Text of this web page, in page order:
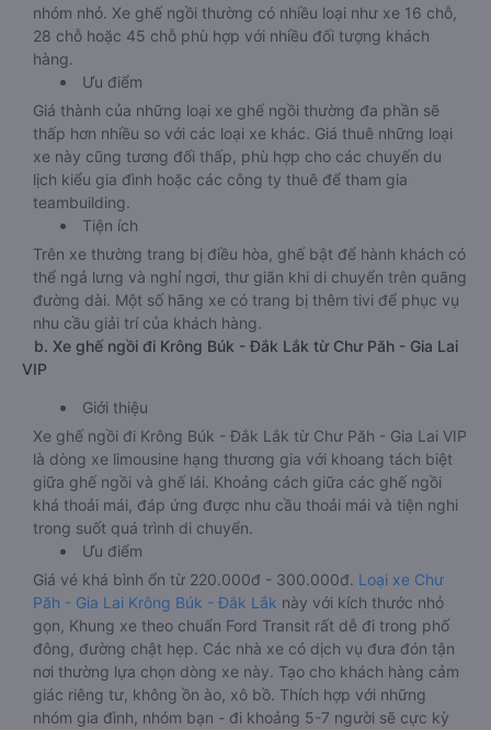
nhóm nhỏ. Xe ghế ngồi thường có nhiều loại như xe 16 chỗ,
28 chỗ hoặc 45 chỗ phù hợp với nhiều đối tượng khách
hàng.
Ưu điểm
Giá thành của những loại xe ghế ngồi thường đa phần sẽ
thấp hơn nhiều so với các loại xe khác. Giá thuê những loại
xe này cũng tương đối thấp, phù hợp cho các chuyến du
lịch kiểu gia đình hoặc các công ty thuê để tham gia
teambuilding.
Tiện ích
Trên xe thường trang bị điều hòa, ghế bật để hành khách có
thể ngả lưng và nghỉ ngơi, thư giãn khi di chuyển trên quãng
đường dài. Một số hãng xe có trang bị thêm tivi để phục vụ
nhu cầu giải trí của khách hàng.
b. Xe ghế ngồi đi Krông Búk - Đắk Lắk từ Chư Păh - Gia Lai
VIP
Giới thiệu
Xe ghế ngồi đi Krông Búk - Đắk Lắk từ Chư Păh - Gia Lai VIP
là dòng xe limousine hạng thương gia với khoang tách biệt
giữa ghế ngồi và ghế lái. Khoảng cách giữa các ghế ngồi
khá thoải mái, đáp ứng được nhu cầu thoải mái và tiện nghi
trong suốt quá trình di chuyển.
Ưu điểm
Giá vé khá bình ổn từ 220.000đ - 300.000đ. Loại xe Chư
Păh - Gia Lai Krông Búk - Đắk Lắk này với kích thước nhỏ
gọn, Khung xe theo chuẩn Ford Transit rất dễ đi trong phố
đông, đường chật hẹp. Các nhà xe có dịch vụ đưa đón tận
nơi thường lựa chọn dòng xe này. Tạo cho khách hàng cảm
giác riêng tư, không ồn ào, xô bồ. Thích hợp với những
nhóm gia đình, nhóm bạn - đi khoảng 5-7 người sẽ cực kỳ